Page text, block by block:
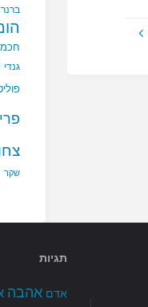
גנדי
שקר
תגיות
אדם אהבה